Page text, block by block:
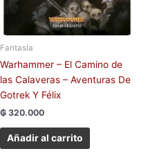
Fantasía
Warhammer – El Camino de
las Calaveras – Aventuras De
Gotrek Y Félix
₲ 320.000
Añadir al carrito